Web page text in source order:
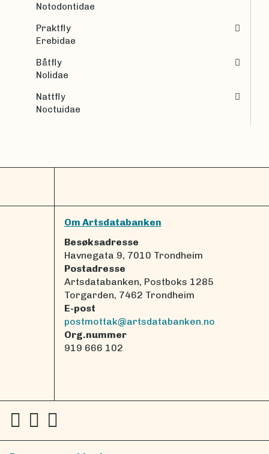
Notodontidae
Praktfly
Erebidae
Båtfly
Nolidae
Nattfly
Noctuidae
Om Artsdatabanken
Besøksadresse
Havnegata 9, 7010 Trondheim
Postadresse
Artsdatabanken, Postboks 1285
Torgarden, 7462 Trondheim
E-post
postmottak@artsdatabanken.no
Org.nummer
919 666 102